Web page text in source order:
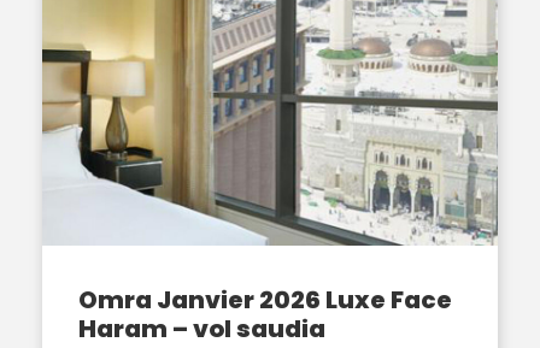
Omra Janvier 2026 Luxe Face
Haram – vol saudia